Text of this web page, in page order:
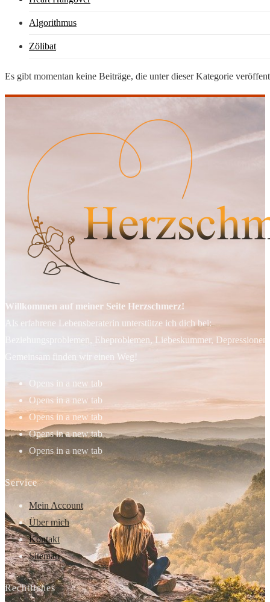
Algorithmus
Zölibat
Es gibt momentan keine Beiträge, die unter dieser Kategorie
Willkommen auf meiner Seite Herzschmerz!
Als erfahrene Lebensberaterin unterstütze ich dich bei:
Beziehungsproblemen, Eheproblemen, Liebeskummer,
Gemeinsam finden wir einen Weg!
Opens in a new tab
Opens in a new tab
Opens in a new tab
Opens in a new tab
Opens in a new tab
Service
Mein Account
Über mich
Kontakt
Sitemap
Rechtliches